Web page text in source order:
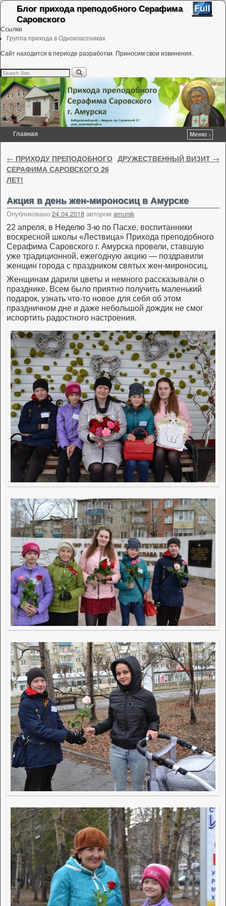
Блог прихода преподобного Серафима
Саровского
Ссылки
Группа прихода в Одноклассниках
Сайт находится в периоде разработки. Приносим свои извинения.
Главная
Меню ↓
Навигация по записям
← ПРИХОДУ ПРЕПОДОБНОГО
СЕРАФИМА САРОВСКОГО 26
ЛЕТ!
ДРУЖЕСТВЕННЫЙ ВИЗИТ →
Акция в день жен-мироносиц в Амурске
Опубликовано 24.04.2018 автором amursk
22 апреля, в Неделю 3-ю по Пасхе, воспитанники
воскресной школы «Лествица» Прихода преподобного
Серафима Саровского г. Амурска провели, ставшую
уже традиционной, ежегодную акцию — поздравили
женщин города с праздником святых жен-мироносиц.
Женщинам дарили цветы и немного рассказывали о
празднике. Всем было приятно получить маленький
подарок, узнать что-то новое для себя об этом
праздничном дне и даже небольшой дождик не смог
испортить радостного настроения.